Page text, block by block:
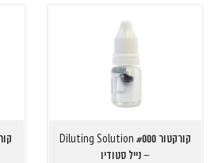
קורקטור Diluting Solution #000
– נייל סטודיו